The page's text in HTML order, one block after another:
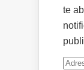
te